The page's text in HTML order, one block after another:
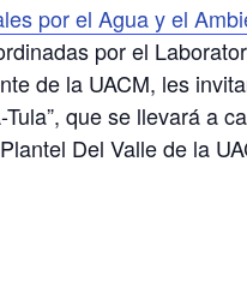
por el Agua y el
por el
de la UACM, les
que se llevará a
Del Valle de la